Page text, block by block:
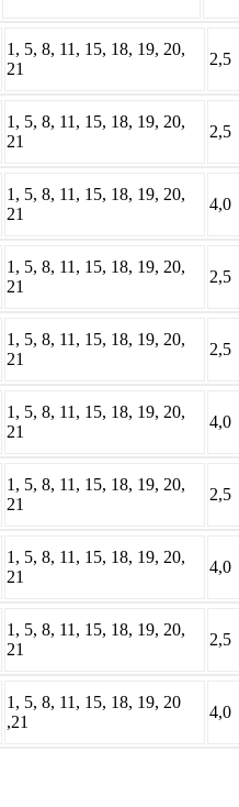
1, 5, 8, 11, 15, 18, 19, 20,
21
2,5
1, 5, 8, 11, 15, 18, 19, 20,
21
2,5
1, 5, 8, 11, 15, 18, 19, 20,
21
4,0
1, 5, 8, 11, 15, 18, 19, 20,
21
2,5
1, 5, 8, 11, 15, 18, 19, 20,
21
2,5
1, 5, 8, 11, 15, 18, 19, 20,
21
4,0
1, 5, 8, 11, 15, 18, 19, 20,
21
2,5
1, 5, 8, 11, 15, 18, 19, 20,
21
4,0
1, 5, 8, 11, 15, 18, 19, 20,
21
2,5
1, 5, 8, 11, 15, 18, 19, 20
,21
4,0